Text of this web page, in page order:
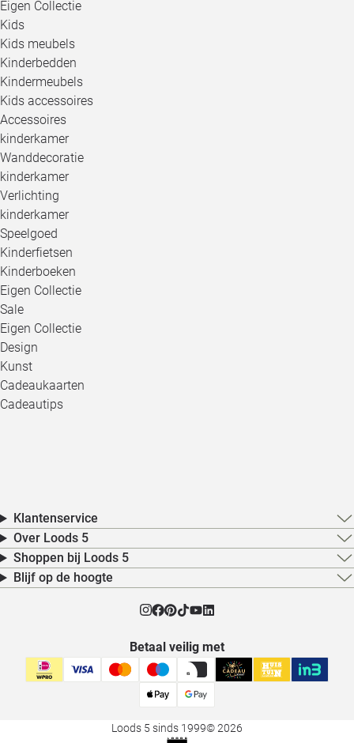
Eigen Collectie
Kids
Kids meubels
Kinderbedden
Kindermeubels
Kids accessoires
Accessoires
kinderkamer
Wanddecoratie
kinderkamer
Verlichting
kinderkamer
Speelgoed
Kinderfietsen
Kinderboeken
Eigen Collectie
Sale
Eigen Collectie
Design
Kunst
Cadeaukaarten
Cadeautips
Klantenservice
Over Loods 5
Shoppen bij Loods 5
Blijf op de hoogte
Betaal veilig met
Loods 5 sinds 1999© 2026